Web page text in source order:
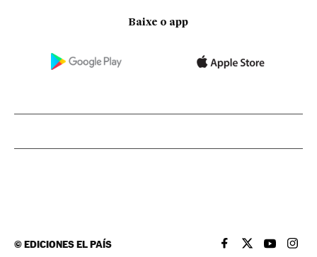
Baixe o app
©EDICIONES EL PAÍS EL PAÍS BRASIL EN
EL PAÍSEL PAÍS
EL